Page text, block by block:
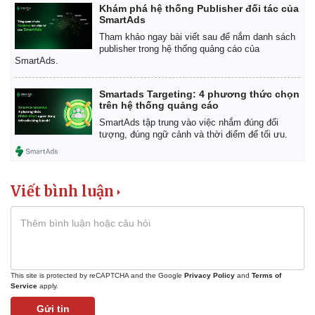
Kinh tế
Bất động sản
Khởi nghiệp
Giá vàng
Tỷ giá
Chứng khoán
Giá cà phê
Khám phá hệ thống Publisher đối tác của
SmartAds
Tham khảo ngay bài viết sau để nắm danh sách
publisher trong hệ thống quảng cáo của
SmartAds.
Smartads Targeting: 4 phương thức chọn
trên hệ thống quảng cáo
SmartAds tập trung vào việc nhắm đúng đối
tượng, đúng ngữ cảnh và thời điểm để tối ưu.
Viết bình luận
This site is protected by reCAPTCHA and the Google Privacy Policy and Terms of
Service apply.
Gửi tin